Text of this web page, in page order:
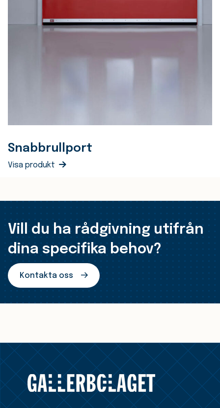
Snabbrullport
Visa produkt
Vill du ha rådgivning utifrån
dina specifika behov?
Kontakta oss